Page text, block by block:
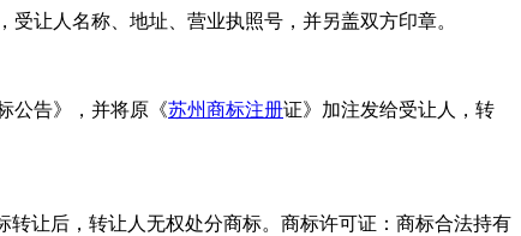
让人名称、地址、营业执照号，并另盖双方印章。
公告》，并将原《苏州商标注册证》加注发给受让人，转
让后，转让人无权处分商标。商标许可证：商标合法持有